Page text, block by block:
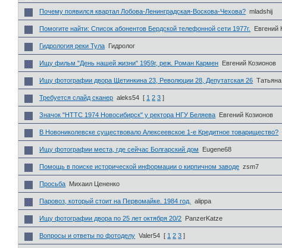
Почему появился квартал Лобова-Ленинградская-Воскова-Чехова? mladshij
Помогите найти: Список абонентов Бердской телефонной сети 1977г. Евгений
Гидрология реки Тула Гидролог
Ищу фильм "День нашей жизни" 1959г, реж. Роман Кармен Евгений Козионов
Ищу фотографии двора Щетинкина 23, Революции 28, Депутатская 26
Требуется слайд сканер aleks54 [ 1 2 3 ]
Значок "НТТС 1974 Новосибирск" у ректора НГУ Беляева Евгений Козионов
В Новониколевске существовало Алексеевское 1-е Кредитное товарищество?
Ищу фотографии места, где сейчас Болгарский дом Eugene68
Помощь в поиске исторической информации о кирпичном заводе zsm7
Просьба Михаил Цененко
Паровоз, который стоит на Первомайке. 1984 год. alippa
Ищу фотографии двора по 25 лет октября 20/2 PanzerKatze
Вопросы и ответы по фотоделу Valer54 [ 1 2 3 ]